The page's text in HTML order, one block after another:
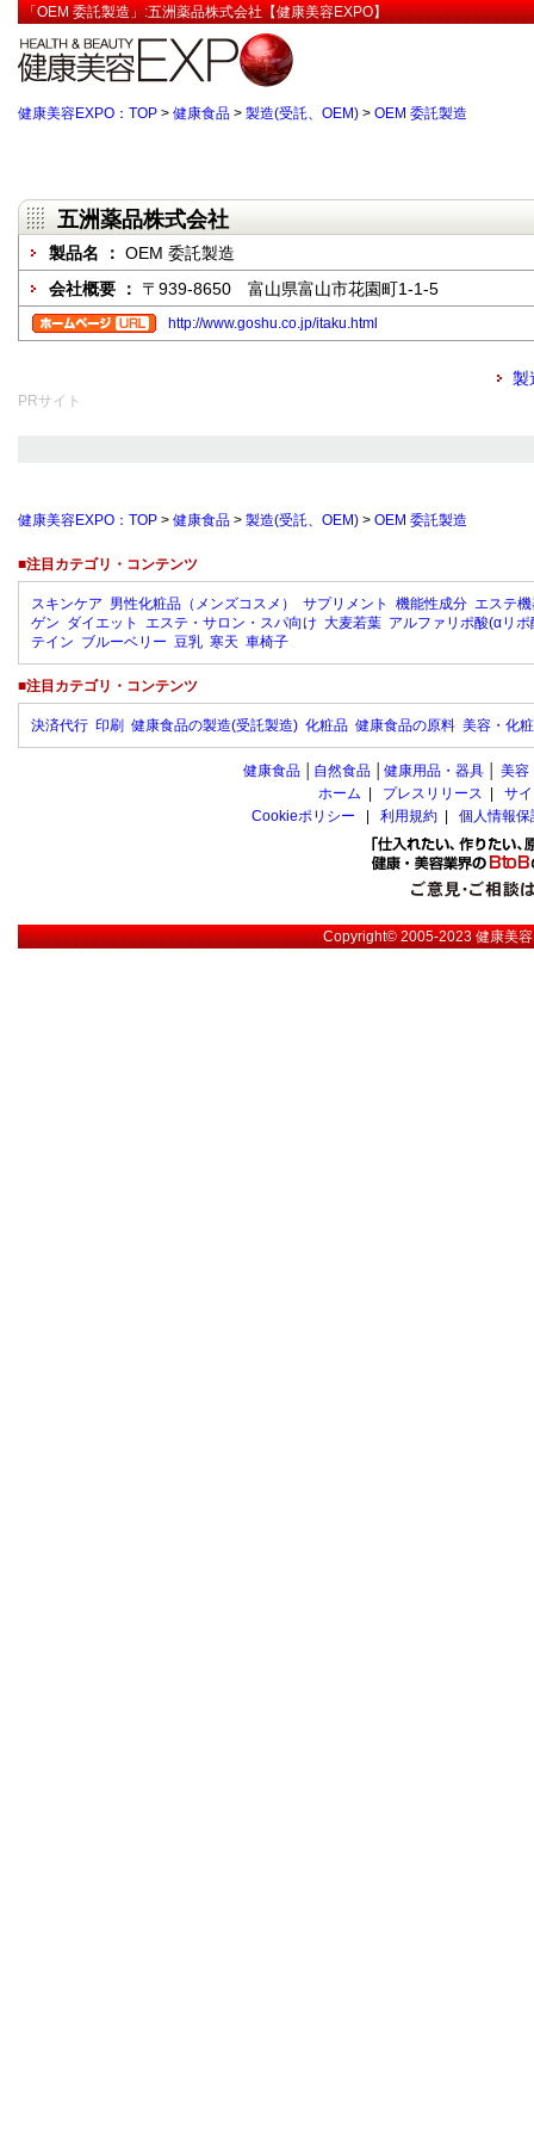
「OEM 委託製造」:五洲薬品株式会社【健康美容EXPO】
健康美容EXPO：TOP > 健康食品 > 製造(受託、OEM) > OEM 委託製造
五洲薬品株式会社
製品名 ： OEM 委託製造
会社概要 ： 〒939-8650 富山県富山市花園町1-1-5
http://www.goshu.co.jp/itaku.html
製
PRサイト
健康美容EXPO：TOP > 健康食品 > 製造(受託、OEM) > OEM 委託製造
■注目カテゴリ・コンテンツ
スキンケア 男性化粧品（メンズコスメ） サプリメント 機能性成分 エステ
ゲン ダイエット エステ・サロン・スパ向け 大麦若葉 アルファリポ酸(αリポ
テイン ブルーベリー 豆乳 寒天 車椅子
■注目カテゴリ・コンテンツ
決済代行 印刷 健康食品の製造(受託製造) 化粧品 健康食品の原料 美容・化
健康食品 自然食品 健康用品・器具 美容
ホーム
プレスリリース
サ
Cookieポリシー
利用規約 個人情報
Copyright© 2005-2023健康美